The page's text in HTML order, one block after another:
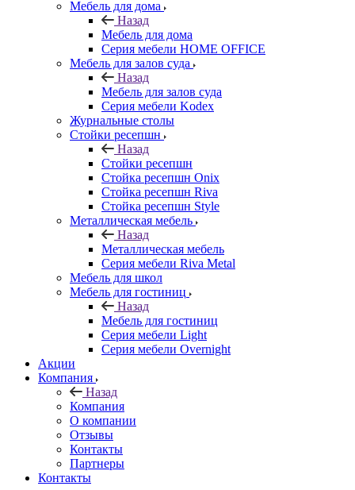
Мебель для дома
Назад
Мебель для дома
Серия мебели HOME OFFICE
Мебель для залов суда
Назад
Мебель для залов суда
Серия мебели Kodex
Журнальные столы
Стойки ресепшн
Назад
Стойки ресепшн
Стойка ресепшн Onix
Стойка ресепшн Riva
Стойка ресепшн Style
Металлическая мебель
Назад
Металлическая мебель
Серия мебели Riva Metal
Мебель для школ
Мебель для гостиниц
Назад
Мебель для гостиниц
Серия мебели Light
Серия мебели Overnight
Акции
Компания
Назад
Компания
О компании
Отзывы
Контакты
Партнеры
Контакты